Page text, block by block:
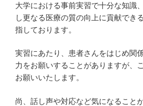
大学における事前実習で十分な知識
し更なる医療の質の向上に貢献でき
指しております。
実習にあたり、患者さんをはじめ関
力をお願いすることがありますが、
お願いいたします。
尚、話し声や対応など気になること